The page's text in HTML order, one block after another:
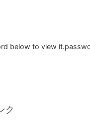
below to view
ク